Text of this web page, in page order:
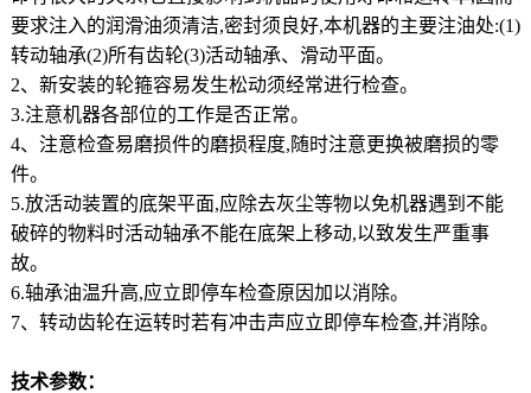
要求注入的润滑油须清洁,密封须良好,本机器的主要注油处:(1)
转动轴承(2)所有齿轮(3)活动轴承、滑动平面。
2、新安装的轮箍容易发生松动须经常进行检查。
3.注意机器各部位的工作是否正常。
4、注意检查易磨损件的磨损程度,随时注意更换被磨损的零
件。
5.放活动装置的底架平面,应除去灰尘等物以免机器遇到不能
破碎的物料时活动轴承不能在底架上移动,以致发生严重事
故。
6.轴承油温升高,应立即停车检查原因加以消除。
7、转动齿轮在运转时若有冲击声应立即停车检查,并消除。
技术参数：